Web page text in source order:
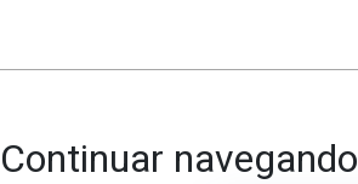
Continuar navegando